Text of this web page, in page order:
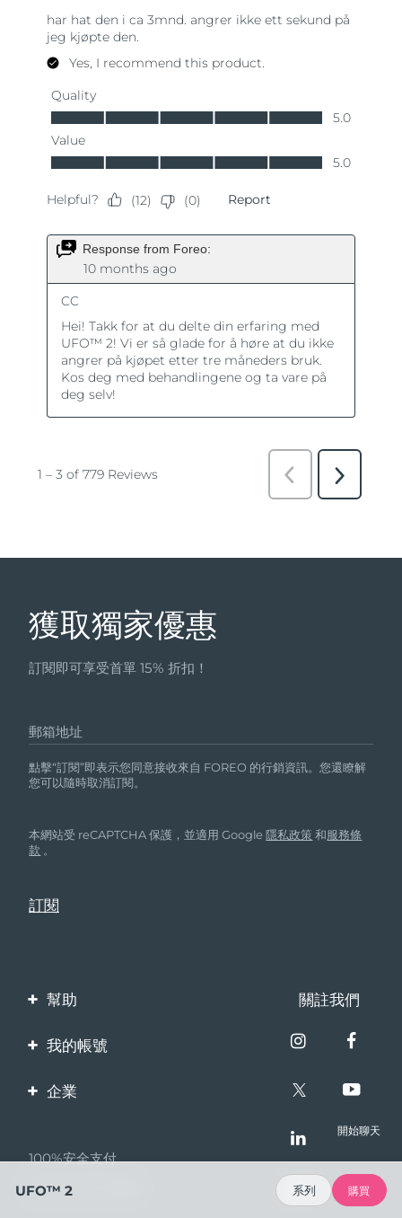
獲取獨家優惠
訂閱即可享受首單 15% 折扣！
郵箱地址
點擊“訂閱”即表示您同意接收來自 FOREO 的行銷資訊。您還瞭解
您可以隨時取消訂閱。
本網站受 reCAPTCHA 保護，並適用 Google隱私政策 和服務條
款 。
幫助
聯繫我們
保修與退換貨
關註我們
我的帳號
產品註冊
企業
夥伴計畫
聯盟新聞
100%安全支付
Bazaarvoice口碑
開始聊天
UFO™ 2 系列 購買